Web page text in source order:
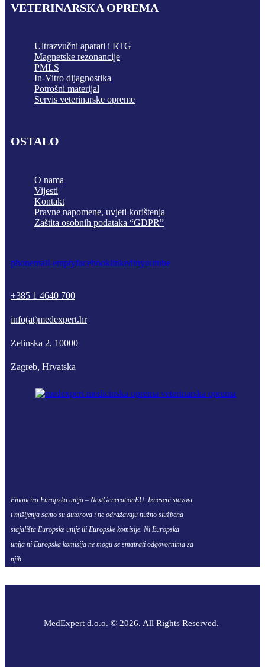
VETERINARSKA OPREMA
Ultrazvučni aparati i RTG
Magnetske rezonancije
PMLS
In-Vitro dijagnostika
Potrošni materijal
Servis veterinarske opreme
OSTALO
O nama
Vijesti
Kontakt
Pravne napomene, uvjeti korištenja
Zaštita osobnih podataka “GDPR”
phonemail-emptyfacebooklinkedinyoutube
+385 1 4640 700
info(at)medexpert.hr
Zelinska 2, 10000
Zagreb, Hrvatska
Financira Europska unija – NextGenerationEU. Izneseni stavovi
i mišljenja samo su autorova i ne odražavaju nužno službena
stajališta Europske unije ili Europske komisije. Ni Europska
unija ni Europska komisija ne mogu se smatrati odgovornima za
njih.
MedExpert d.o.o. © 2026. All Rights Reserved.